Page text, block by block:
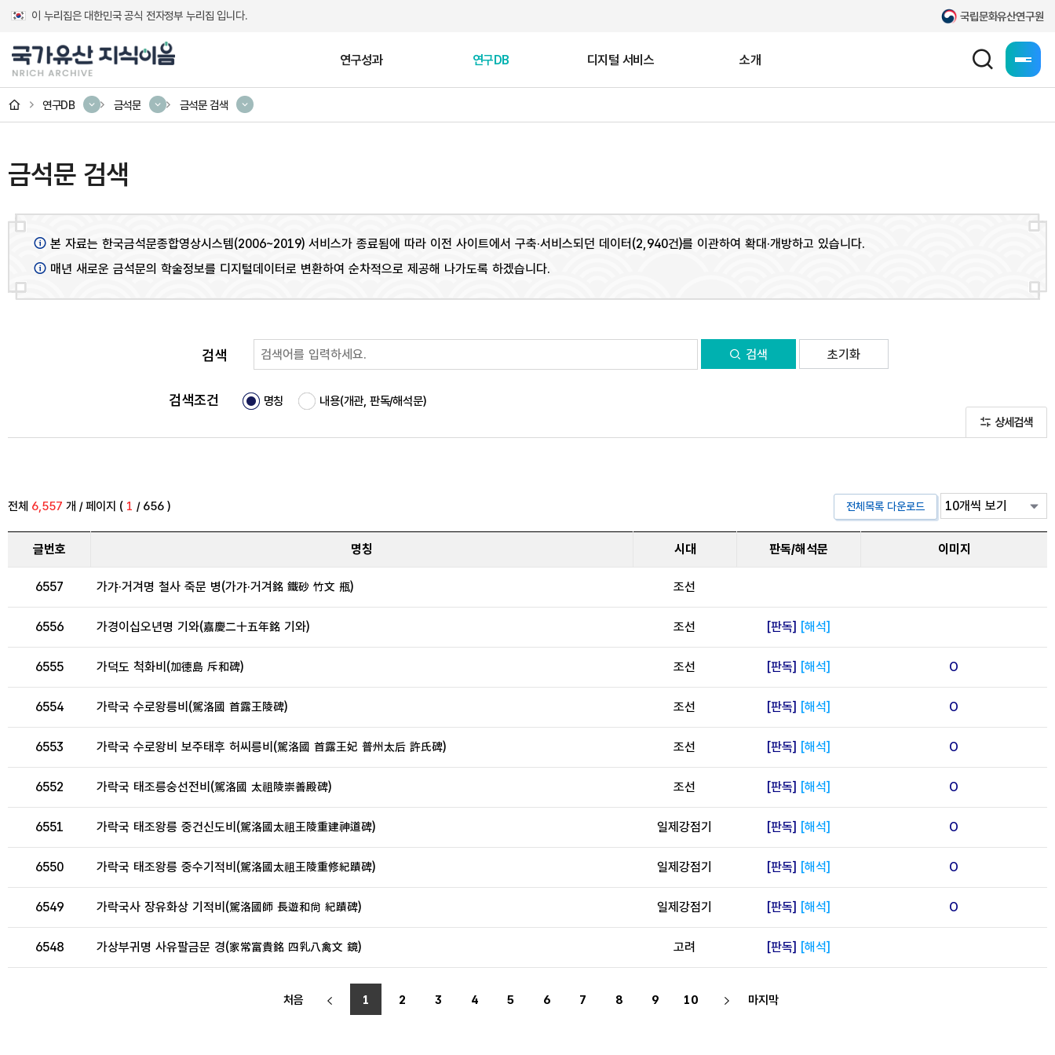
이 누리집은 대한민국 공식 전자정부 누리집 입니다. 국립문화유산연구원
연구성과
연구성과
연구DB
연구DB
금석문
중원지역 제철기술
초상화 한국고고학사전 한국고고학저널
향교건축
디지털 서비스
디지털 서비스
부석사 조사당 벽화 디지털 복원
소개
소개
누리집
홈 연구DB 금석문 금석문 검색
금석문 검색
본 자료는 한국금석문종합영상시스템(2006~2019) 서비스가 종료됨에 따라 이전 사이트에서 구축·서비스되던 데이터(2,940건)를 이관하여 확대·개방하고 있습니다.
매년 새로운 금석문의 학술정보를 디지털데이터로 변환하여 순차적으로 제공해 나가도록 하겠습니다.
검색 검색 초기화
검색조건 명칭 내용(개관, 판독/해석문)
전체 6,557 개 / 페이지 ( 1 / 656 ) 전체목록 다운로드
글번호 명칭 시대 판독/해석문 이미지
6557 가갸·거겨명 철사 죽문 병(가갸·거겨銘 鐵砂 竹文 甁) 조선
6556 가경이십오년명 기와(嘉慶二十五年銘 기와) 조선 [판독] [해석]
6555 가덕도 척화비(加德島 斥和碑) 조선 [판독] [해석] O
6554 가락국 수로왕릉비(駕洛國 首露王陵碑) 조선 [판독] [해석] O
6553 가락국 수로왕비 보주태후 허씨릉비(駕洛國 首露王妃 普州太后 許氏碑) 조선 [판독] [해석] O
6552 가락국 태조릉숭선전비(駕洛國 太祖陵崇善殿碑) 조선 [판독] [해석] O
6551 가락국 태조왕릉 중건신도비(駕洛國太祖王陵重建神道碑) 일제강점기 [판독] [해석] O
6550 가락국 태조왕릉 중수기적비(駕洛國太祖王陵重修紀蹟碑) 일제강점기 [판독] [해석] O
6549 가락국사 장유화상 기적비(駕洛國師 長遊和尙 紀蹟碑) 일제강점기 [판독] [해석] O
6548 가상부귀명 사유팔금문 경(家常富貴銘 四乳八禽文 鏡) 고려 [판독] [해석]
처음 1 2 3 4 5 6 7 8 9 10 마지막